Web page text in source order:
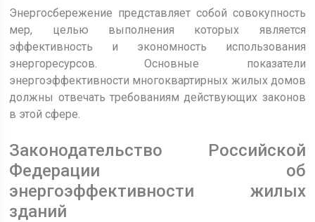
Энергосбережение представляет собой совокупность
мер, целью выполнения которых является
эффективность и экономность использования
энергоресурсов. Основные показатели
энергоэффективности многоквартирных жилых домов
должны отвечать требованиям действующих законов
в этой сфере.
Законодательство Российской
Федерации об
энергоэффективности жилых
зданий